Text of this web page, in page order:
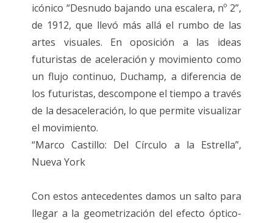
icónico “Desnudo bajando una escalera, nº 2”,
de 1912, que llevó más allá el rumbo de las
artes visuales. En oposición a las ideas
futuristas de aceleración y movimiento como
un flujo continuo, Duchamp, a diferencia de
los futuristas, descompone el tiempo a través
de la desaceleración, lo que permite visualizar
el movimiento.
“Marco Castillo: Del Círculo a la Estrella”,
Nueva York
Con estos antecedentes damos un salto para
llegar a la geometrización del efecto óptico-